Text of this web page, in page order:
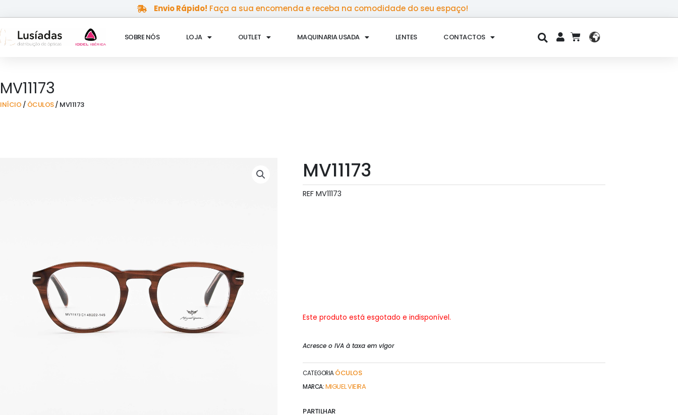
to
content
Envio Rápido! Faça a sua encomenda e receba na comodidade do seu espaço!
SOBRE NÓS LOJA OUTLET MAQUINARIA USADA LENTES CONTACTOS CART
MV11173
INÍCIO / ÓCULOS/ MV11173
MV11173
REF MV11173
Este produto está esgotado e indisponível.
Acresce o IVA à taxa em vigor
CATEGORIA ÓCULOS
MARCA:MIGUEL VIEIRA
PARTILHAR